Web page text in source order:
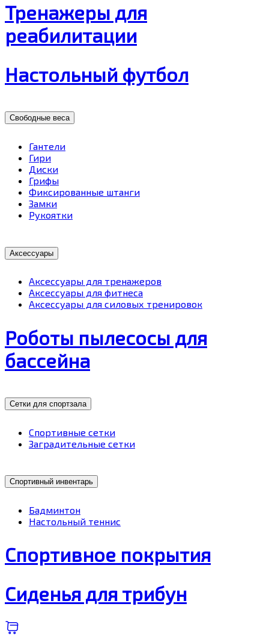
Тренажеры для
реабилитации
Настольный футбол
Свободные веса
Гантели
Гири
Диски
Грифы
Фиксированные штанги
Замки
Рукоятки
Аксессуары
Аксессуары для тренажеров
Аксессуары для фитнеса
Аксессуары для силовых тренировок
Роботы пылесосы для
бассейна
Сетки для спортзала
Спортивные сетки
Заградительные сетки
Спортивный инвентарь
Бадминтон
Настольный теннис
Спортивное покрытия
Сиденья для трибун